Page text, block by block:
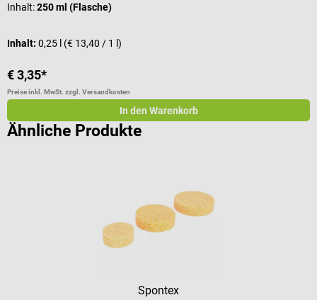
Inhalt:250 ml (Flasche)
Inhalt: 0,25 l (€ 13,40 / 1 l)
€ 3,35*
Preise inkl. MwSt. zzgl. Versandkosten
In den Warenkorb
Ähnliche Produkte
Spontex